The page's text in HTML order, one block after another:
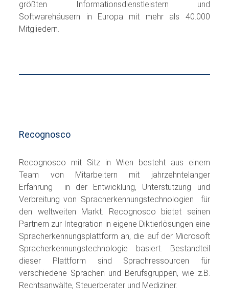
größten Informationsdienstleistern und
Softwarehäusern in Europa mit mehr als 40.000
Mitgliedern.
Recognosco
Recognosco mit Sitz in Wien besteht aus einem
Team von Mitarbeitern mit jahrzehntelanger
Erfahrung in der Entwicklung, Unterstützung und
Verbreitung von Spracherkennungstechnologien für
den weltweiten Markt. Recognosco bietet seinen
Partnern zur Integration in eigene Diktierlösungen eine
Spracherkennungsplattform an, die auf der Microsoft
Spracherkennungstechnologie basiert. Bestandteil
dieser Plattform sind Sprachressourcen für
verschiedene Sprachen und Berufsgruppen, wie z.B.
Rechtsanwälte, Steuerberater und Mediziner.